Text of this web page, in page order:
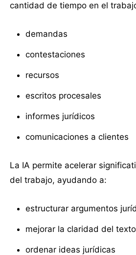
cantidad de tiempo en el
demandas
contestaciones
recursos
escritos procesales
informes jurídicos
comunicaciones a clientes
La IA permite acelerar
del trabajo, ayudando a:
estructurar argumentos
mejorar la claridad del texto
ordenar ideas jurídicas